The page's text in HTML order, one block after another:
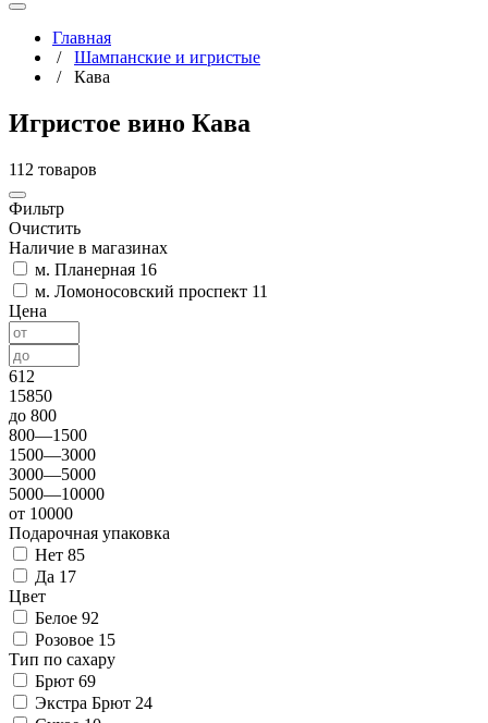
Главная
/ Шампанские и игристые
/ Кава
Игристое вино Кава
112 товаров
Фильтр
Очистить
Наличие в магазинах
м. Планерная 16
м. Ломоносовский проспект 11
Цена
612
15850
до 800
800—1500
1500—3000
3000—5000
5000—10000
от 10000
Подарочная упаковка
Нет 85
Да 17
Цвет
Белое 92
Розовое 15
Тип по сахару
Брют 69
Экстра Брют 24